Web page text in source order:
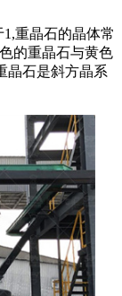
1,重晶石的晶体常
的重晶石与黄色
晶石是斜方晶系